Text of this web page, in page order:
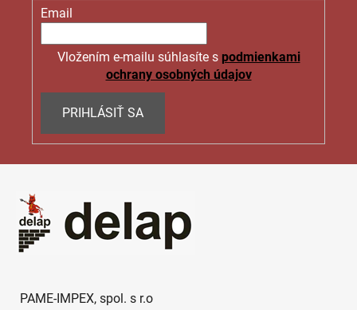
i
s
u
Email
Vložením e-mailu súhlasíte s podmienkami
ochrany osobných údajov
PRIHLÁSIŤ SA
PAME-IMPEX, spol. s r.o